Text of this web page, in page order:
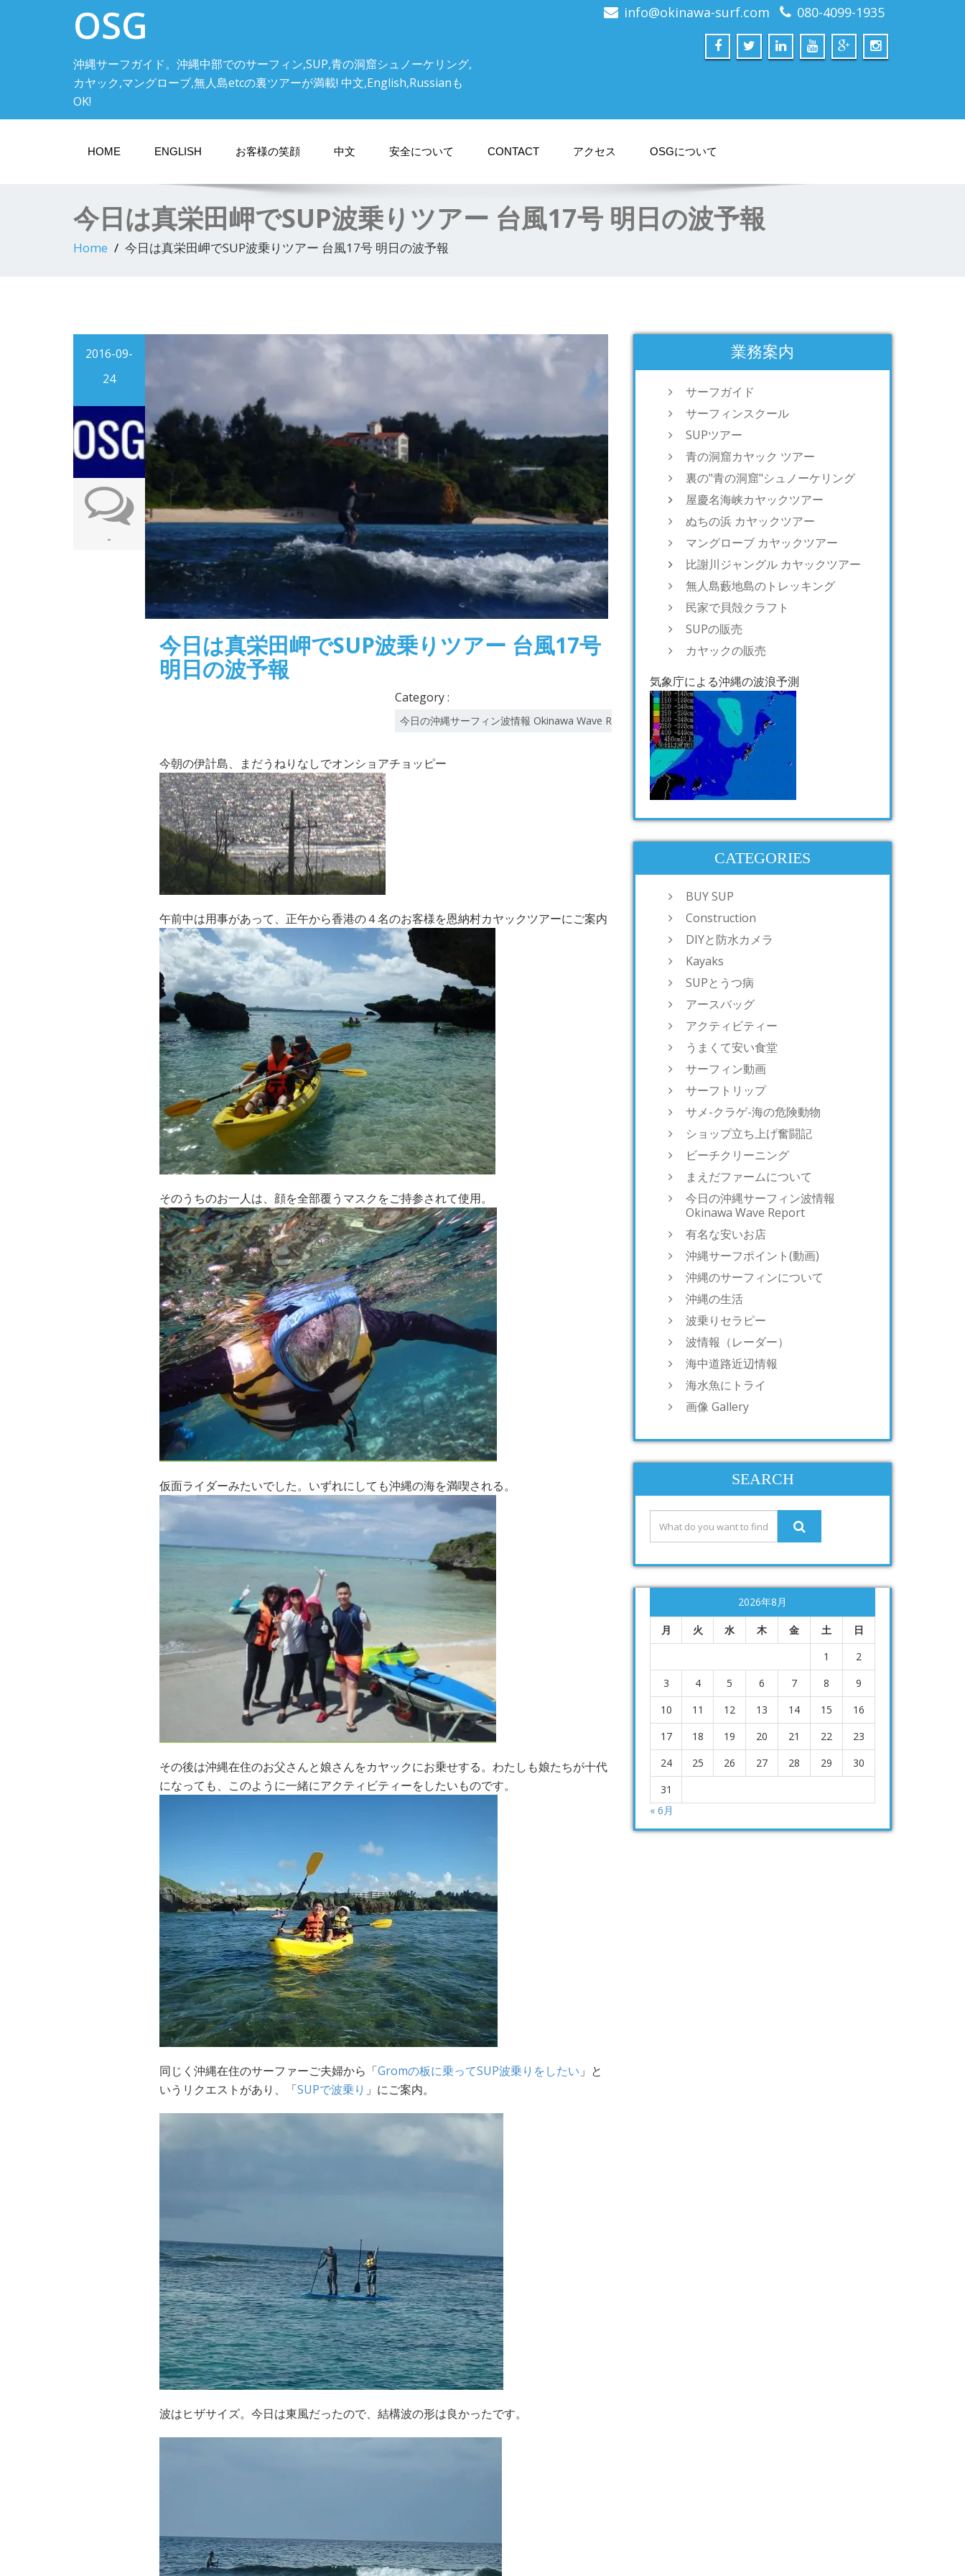
OSG
沖縄サーフガイド。沖縄中部でのサーフィン,SUP,青の洞窟シュノーケリング,
カヤック,マングローブ,無人島etcの裏ツアーが満載! 中文,English,Russianも
OK!
info@okinawa-surf.com 080-4099-1935
HOME ENGLISH お客様の笑顔 中文 安全について CONTACT アクセス OSGについて
今日は真栄田岬でSUP波乗りツアー 台風17号 明日の波予報
Home 今日は真栄田岬でSUP波乗りツアー 台風17号 明日の波予報
2016-09-
24
-
今日は真栄田岬でSUP波乗りツアー 台風17号
明日の波予報
Category :
今日の沖縄サーフィン波情報 Okinawa Wave Report
今朝の伊計島、まだうねりなしでオンショアチョッピー
午前中は用事があって、正午から香港の４名のお客様を恩納村カヤックツアーにご案内
そのうちのお一人は、顔を全部覆うマスクをご持参されて使用。
仮面ライダーみたいでした。いずれにしても沖縄の海を満喫される。
その後は沖縄在住のお父さんと娘さんをカヤックにお乗せする。わたしも娘たちが十代
になっても、このように一緒にアクティビティーをしたいものです。
同じく沖縄在住のサーファーご夫婦から「Gromの板に乗ってSUP波乗りをしたい 」と
いうリクエストがあり、「SUPで波乗り 」にご案内。
波はヒザサイズ。今日は東風だったので、結構波の形は良かったです。
業務案内
サーフガイド
サーフィンスクール
SUPツアー
青の洞窟カヤック ツアー
裏の"青の洞窟"シュノーケリング
屋慶名海峡カヤックツアー
ぬちの浜 カヤックツアー
マングローブ カヤックツアー
比謝川ジャングル カヤックツアー
無人島藪地島のトレッキング
民家で貝殻クラフト
SUPの販売
カヤックの販売
気象庁による沖縄の波浪予測
CATEGORIES
BUY SUP
Construction
DIYと防水カメラ
Kayaks
SUPとうつ病
アースバッグ
アクティビティー
うまくて安い食堂
サーフィン動画
サーフトリップ
サメ-クラゲ-海の危険動物
ショップ立ち上げ奮闘記
ビーチクリーニング
まえだファームについて
今日の沖縄サーフィン波情報
Okinawa Wave Report
有名な安いお店
沖縄サーフポイント(動画)
沖縄のサーフィンについて
沖縄の生活
波乗りセラピー
波情報（レーダー）
海中道路近辺情報
海水魚にトライ
画像 Gallery
SEARCH
2026年8月
月 火 水 木 金 土
日
1
2
3
4 5 6 7 8
9
10
11 12 13 14 15
16
17
18 19 20 21 22
23
24
25 26 27 28 29
30
31
« 6月